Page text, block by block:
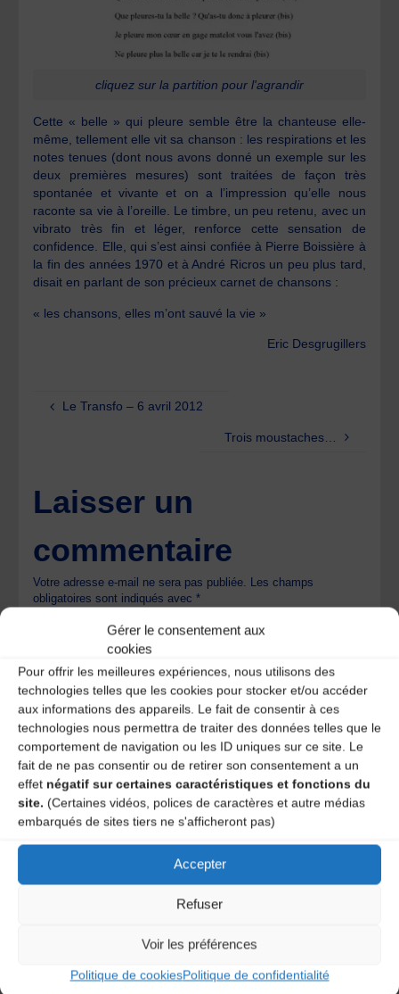
Gérer le consentement aux
cookies
Pour offrir les meilleures expériences, nous utilisons des
technologies telles que les cookies pour stocker et/ou accéder
aux informations des appareils. Le fait de consentir à ces
technologies nous permettra de traiter des données telles que le
comportement de navigation ou les ID uniques sur ce site. Le
fait de ne pas consentir ou de retirer son consentement a un
effet négatif sur certaines caractéristiques et fonctions du
site. (Certaines vidéos, polices de caractères et autre médias
embarqués de sites tiers ne s'afficheront pas)
Accepter
Refuser
Voir les préférences
Politique de cookiesPolitique de confidentialité
cliquez sur la partition pour l'agrandir
Cette « belle » qui pleure semble être la chanteuse elle-
même, tellement elle vit sa chanson : les respirations et les
notes tenues (dont nous avons donné un exemple sur les
deux premières mesures) sont traitées de façon très
spontanée et vivante et on a l’impression qu’elle nous
raconte sa vie à l’oreille. Le timbre, un peu retenu, avec un
vibrato très fin et léger, renforce cette sensation de
confidence. Elle, qui s’est ainsi confiée à Pierre Boissière à
la fin des années 1970 et à André Ricros un peu plus tard,
disait en parlant de son précieux carnet de chansons :
« les chansons, elles m’ont sauvé la vie »
Eric Desgrugillers
Le Transfo – 6 avril 2012
Trois moustaches…
Laisser un
commentaire
Votre adresse e-mail ne sera pas publiée.
Les champs
obligatoires sont indiqués avec*
Save my name, email, and site URL in my browser for next
Ce site utilise Akismet pour réduire les indésirables.En